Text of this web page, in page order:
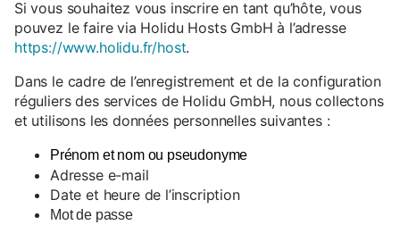
Si vous souhaitez vous inscrire en tant qu’hôte, vous
pouvez le faire via Holidu Hosts GmbH à l’adresse
https://www.holidu.fr/host.
Dans le cadre de l’enregistrement et de la configuration
réguliers des services de Holidu GmbH, nous collectons
et utilisons les données personnelles suivantes :
Prénom et nom ou pseudonyme
Adresse e-mail
Date et heure de l’inscription
Mot de passe